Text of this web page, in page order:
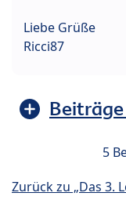
Liebe Grüße
Ricci87
5
Zurück zu „Das 3.